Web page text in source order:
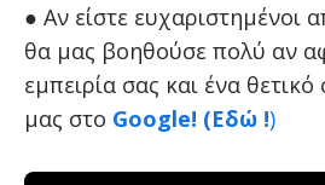
● Αν είστε ευχαριστημένοι
θα μας βοηθούσε πολύ αν
εμπειρία σας και ένα
μας στο Google! (Εδώ !)